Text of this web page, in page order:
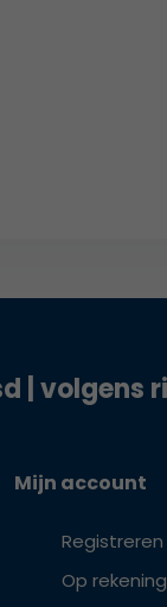
| volgens
Mijn account
Registreren
Op